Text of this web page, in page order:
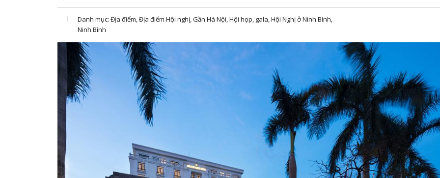
Danh mục: Địa điểm, Địa điểm Hội nghị, Gần Hà Nội, Hội họp, gala, Hội Nghị ở Ninh Bình,
Ninh Bình